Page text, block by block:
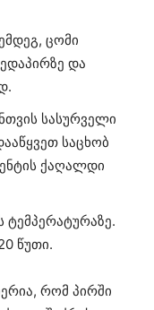
ცომი
და
სასურველი
საცხობ
ქაღალდი
წუთი.
რომ პირში